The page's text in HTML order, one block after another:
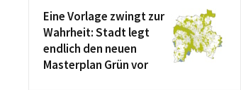
Eine Vorlage zwingt zur
Wahrheit: Stadt legt
endlich den neuen
Masterplan Grün vor